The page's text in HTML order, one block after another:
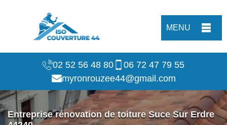
MENU
02 52 56 48 80
06 72 47 79 55
myronrouzee44@gmail.com
Entreprise rénovation de toiture Suce Sur Erdre